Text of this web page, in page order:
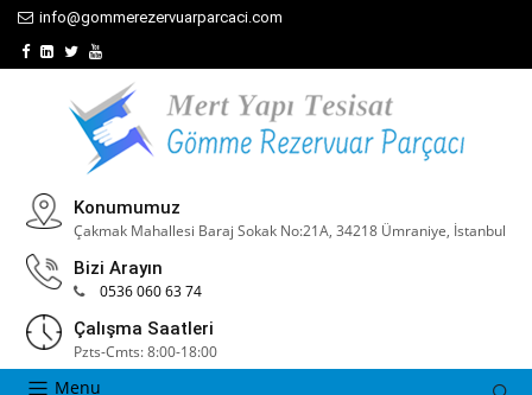
info@gommerezervuarparcaci.com
Konumumuz
Çakmak Mahallesi Baraj Sokak No:21A, 34218 Ümraniye, İstanbul
Bizi Arayın
0536 060 63 74
Çalışma Saatleri
Pzts-Cmts: 8:00-18:00
Menu